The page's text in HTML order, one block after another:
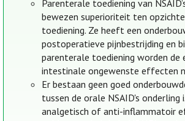
Parenterale toediening van
bewezen superioriteit ten
toediening. Ze heeft een
postoperatieve pijnbestrijding en
parenterale toediening worden de
intestinale ongewenste effecten
Er bestaan geen goed
tussen de orale NSAID's onderling
analgetisch of anti-inflammatoir